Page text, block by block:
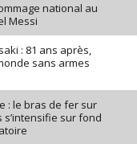
national au
Messi
: 81 ans après,
sans armes
: le bras de fer sur
sur fond